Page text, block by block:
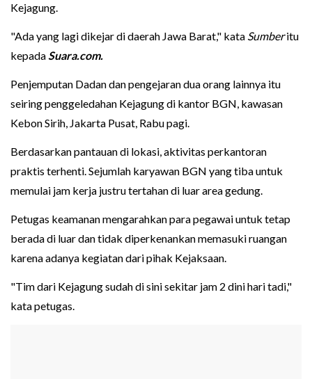
Kejagung.
"Ada yang lagi dikejar di daerah Jawa Barat," kata Sumberitu
kepadaSuara.com.
Penjemputan Dadan dan pengejaran dua orang lainnya itu
seiring penggeledahan Kejagung di kantor BGN, kawasan
Kebon Sirih, Jakarta Pusat, Rabu pagi.
Berdasarkan pantauan di lokasi, aktivitas perkantoran
praktis terhenti. Sejumlah karyawan BGN yang tiba untuk
memulai jam kerja justru tertahan di luar area gedung.
Petugas keamanan mengarahkan para pegawai untuk tetap
berada di luar dan tidak diperkenankan memasuki ruangan
karena adanya kegiatan dari pihak Kejaksaan.
"Tim dari Kejagung sudah di sini sekitar jam 2 dini hari tadi,"
kata petugas.